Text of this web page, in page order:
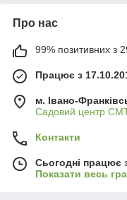
Про нас
99% позитивних з
Працює з
м. Івано-
Садовий центр СМТ.
Контакти
Сьогодні працює
Показати весь